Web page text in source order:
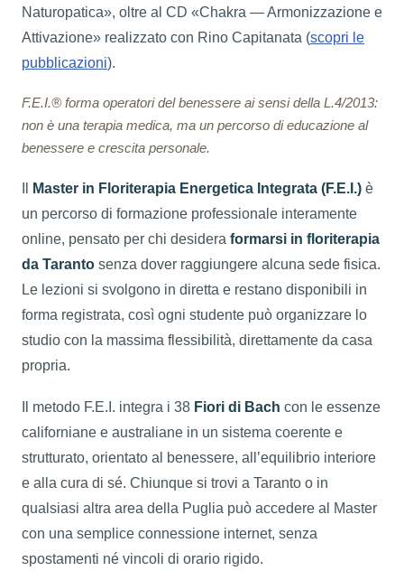
Naturopatica», oltre al CD «Chakra — Armonizzazione e
Attivazione» realizzato con Rino Capitanata (scopri le
pubblicazioni).
F.E.I.® forma operatori del benessere ai sensi della L.4/2013:
non è una terapia medica, ma un percorso di educazione al
benessere e crescita personale.
Master in Floriterapia Energetica Integrata (F.E.I.) è
un percorso di formazione professionale interamente
online, pensato per chi desidera formarsi in floriterapia
da Taranto senza dover raggiungere alcuna sede fisica.
Le lezioni si svolgono in diretta e restano disponibili in
forma registrata, così ogni studente può organizzare lo
studio con la massima flessibilità, direttamente da casa
propria.
Il metodo F.E.I. integra i 38 Fiori di Bach con le essenze
californiane e australiane in un sistema coerente e
strutturato, orientato al benessere, all’equilibrio interiore
e alla cura di sé. Chiunque si trovi a Taranto o in
qualsiasi altra area della Puglia può accedere al Master
con una semplice connessione internet, senza
spostamenti né vincoli di orario rigido.